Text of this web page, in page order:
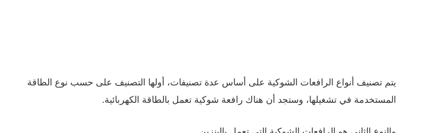
يتم تصنيف أنواع الرافعات الشوكية على أساس عدة تصنيفات، أولها التصنيف على حسب نوع الطاقة
المستخدمة في تشغيلها، وستجد أن هناك رافعة شوكية تعمل بالطاقة الكهربائية.